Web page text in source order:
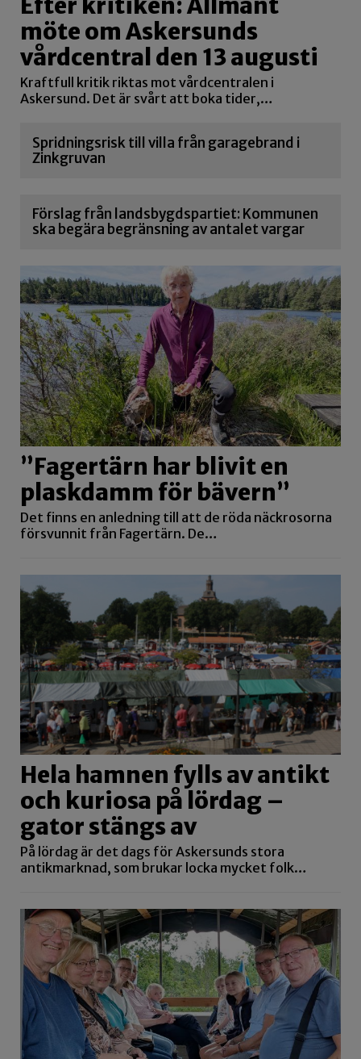
möte om Askersunds
vårdcentral den 13 augusti
Kraftfull kritik riktas mot vårdcentralen i
Askersund. Det är svårt att boka tider,…
Spridningsrisk till villa från garagebrand i
Zinkgruvan
Förslag från landsbygdspartiet: Kommunen
ska begära begränsning av antalet vargar
”Fagertärn har blivit en
plaskdamm för bävern”
Det finns en anledning till att de röda näckrosorna
försvunnit från Fagertärn. De…
Hela hamnen fylls av antikt
och kuriosa på lördag –
gator stängs av
På lördag är det dags för Askersunds stora
antikmarknad, som brukar locka mycket folk…